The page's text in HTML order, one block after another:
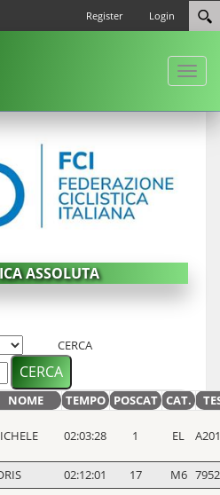
Login
Register
Toggle
ASSOLUTA
CERCA
NOME TEMPO POSCAT CAT.
02:03:28 1 EL
02:12:01 17 M6